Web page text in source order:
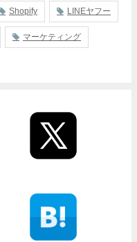
Shopify LINEヤフー
マーケティング